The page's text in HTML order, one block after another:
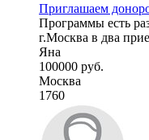
Приглашаем
Программы есть
г.Москва в два
Яна
100000 руб.
Москва
1760